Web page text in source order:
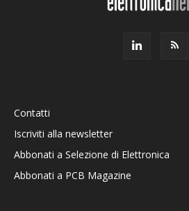
Contatti
Iscriviti alla newsletter
Abbonati a Selezione di Elettronica
Abbonati a PCB Magazine